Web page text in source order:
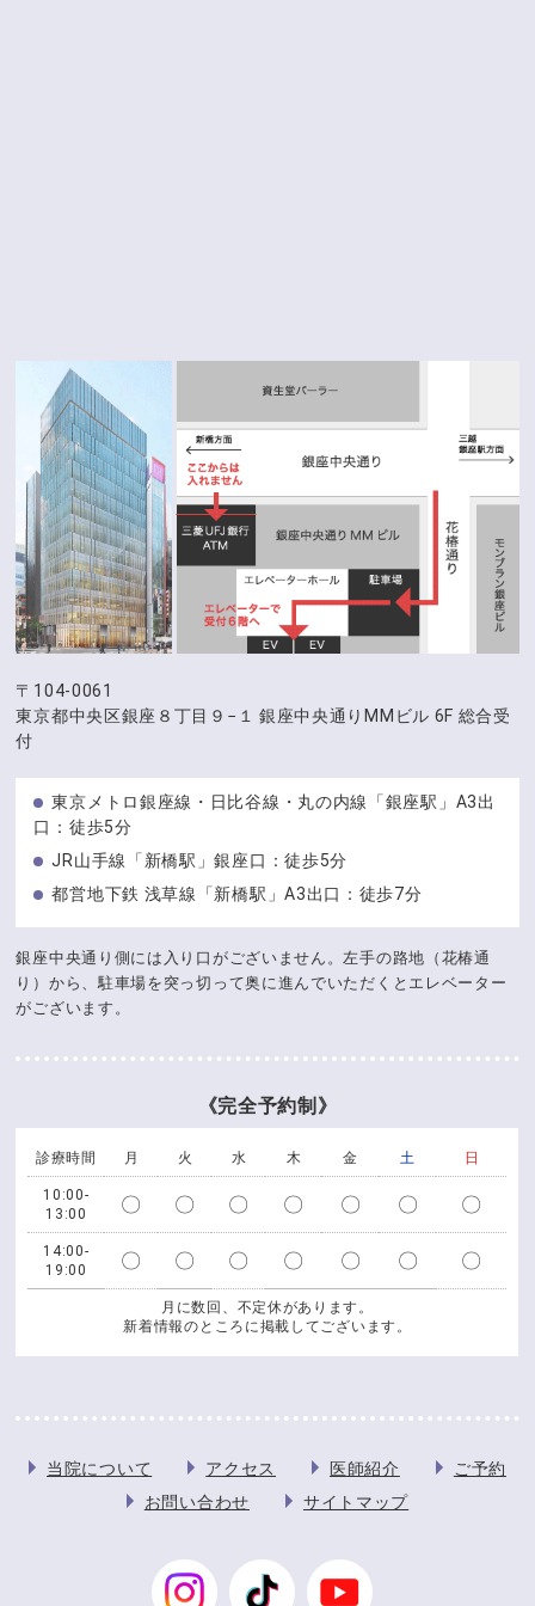
〒104-0061
東京都中央区銀座８丁目９−１ 銀座中央通りMMビル 6F 総合受
付
東京メトロ銀座線・日比谷線・丸の内線「銀座駅」A3出
口：徒歩5分
JR山手線「新橋駅」銀座口：徒歩5分
都営地下鉄 浅草線「新橋駅」A3出口：徒歩7分
銀座中央通り側には入り口がございません。左手の路地（花椿通
り）から、駐車場を突っ切って奥に進んでいただくとエレベーター
がございます。
《完全予約制》
診療時間 月 火 水 木 金 土 日
10:00-
13:00
〇 〇 〇 〇 〇 〇 〇
14:00-
19:00
〇 〇 〇 〇 〇 〇 〇
月に数回、不定休があります。
新着情報のところに掲載してございます。
当院について アクセス 医師紹介
ご予約
お問い合わせ
サイトマップ